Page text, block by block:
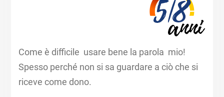
Come è difficile usare bene la parola mio!
Spesso perché non si sa guardare a ciò che si
riceve come dono.